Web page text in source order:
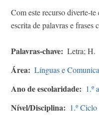
Com este recurso diverte-
escrita de palavras e frases
Palavras-chave Letra; H.
Área Línguas e
Ano de escolaridade 1.º
Nível/Disciplina 1.º Ciclo